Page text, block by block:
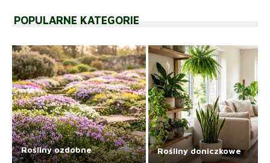
POPULARNE KATEGORIE
Rośliny ozdobne Rośliny doniczkowe